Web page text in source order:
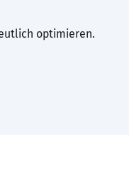
optimieren.